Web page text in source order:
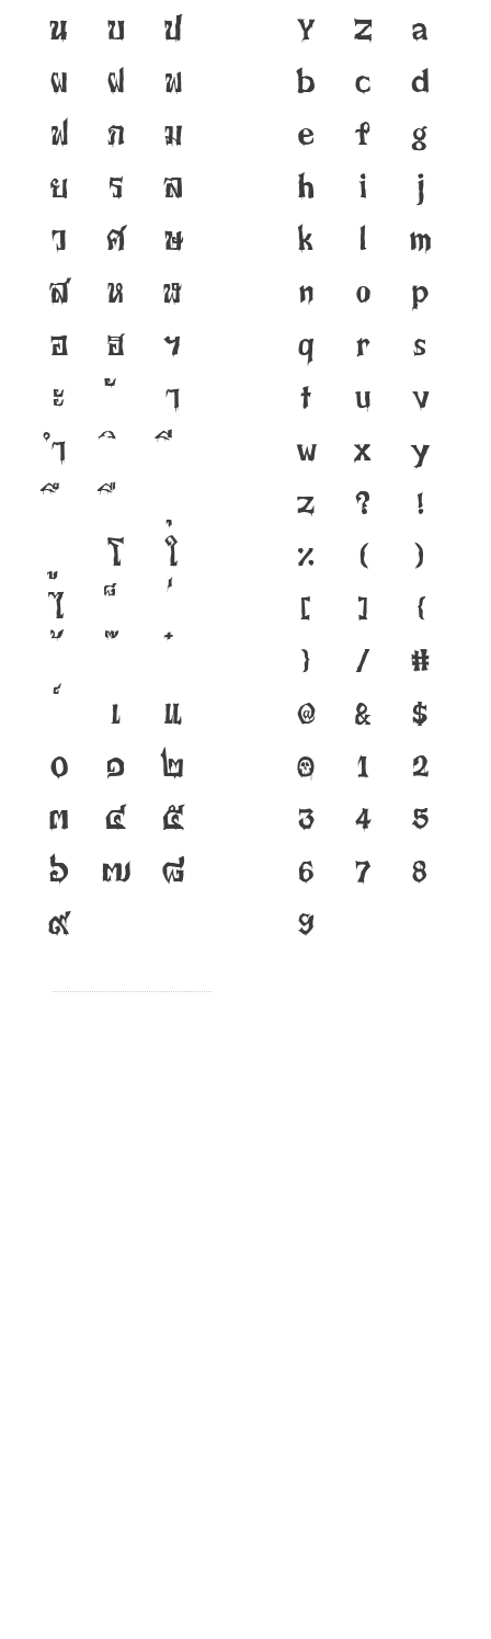
น
บ
ป
ผ
ฝ
พ
ฟ
ภ
ม
ย
ร
ล
ว
ศ
ษ
ส
ห
ฬ
อ
ฮ
ฯ
ะ
า
ำ
โ
ใ
ไ
เ
แ
๐
๑
๒
๓
๔
๕
๖
๗
๘
๙
Y
Z
a
b
c
d
e
f
g
h
i
j
k
l
m
n
o
p
q
r
s
t
u
v
w
x
y
z
?
!
%
(
)
[
]
{
}
/
#
@
&
$
0
1
2
3
4
5
6
7
8
9